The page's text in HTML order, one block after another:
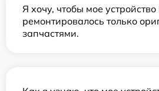
Я хочу, чтобы мое
ремонтировалось только
запчастями.